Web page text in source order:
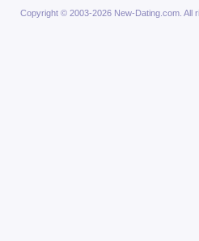
Copyright © 2003-2026 New-Dating.com. All